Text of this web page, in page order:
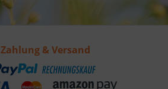
Zahlung & Versand